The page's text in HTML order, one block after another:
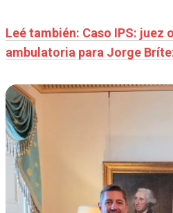
Leé también: Caso IPS: juez
ambulatoria para Jorge